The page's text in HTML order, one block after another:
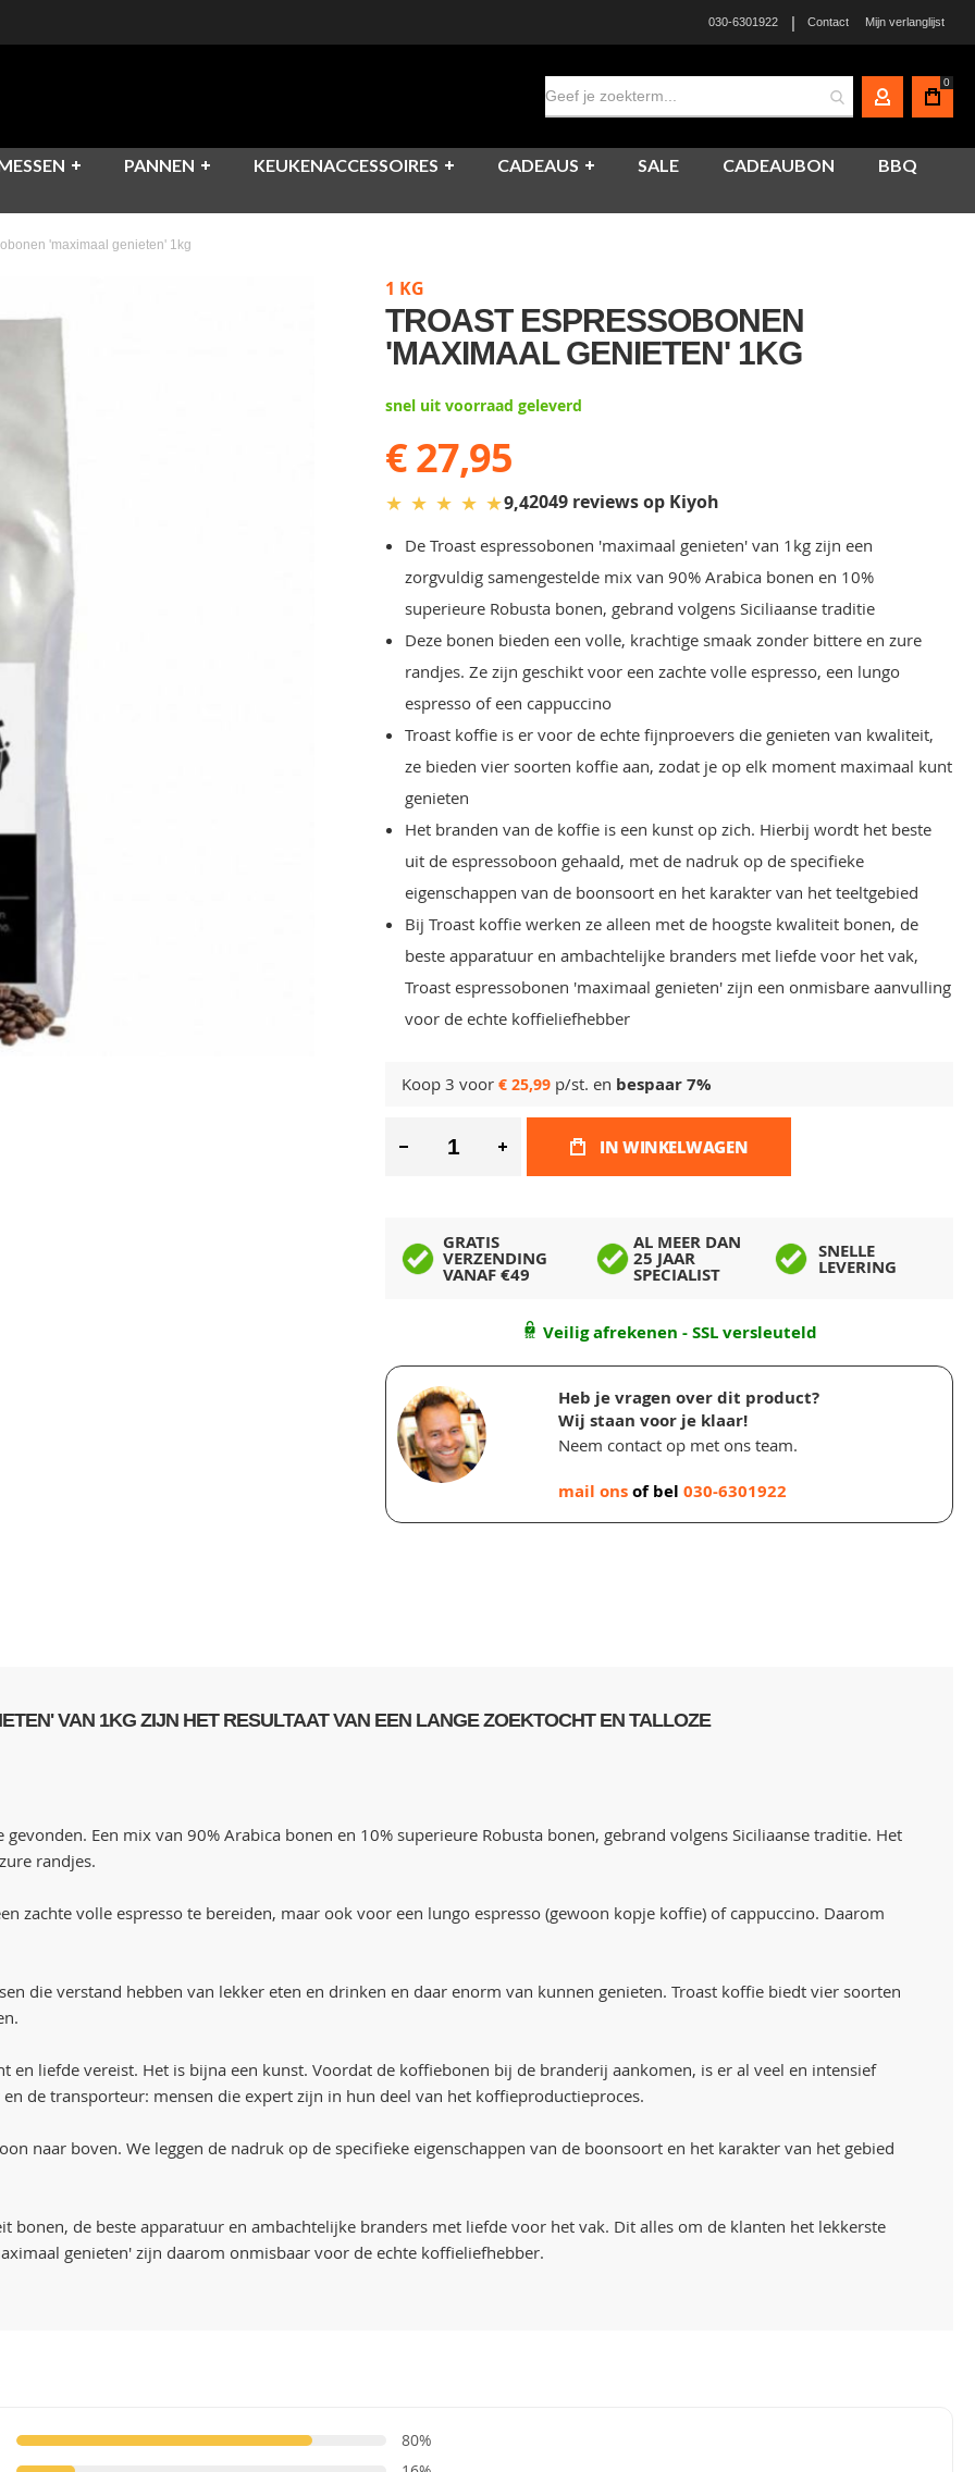
030-6301922
| Contact Mijn verlanglijst
MIJN
0
PANNEN KEUKENACCESSOIRES CADEAUS SALE CADEAUBON
BBQ
'maximaal genieten' 1kg
1 KG
TROAST ESPRESSOBONEN
'MAXIMAAL GENIETEN' 1KG
snel uit voorraad geleverd
€ 27,95
★ ★ ★ ★ ★9,42049 reviews op Kiyoh
De Troast espressobonen 'maximaal genieten' van 1kg zijn een
zorgvuldig samengestelde mix van 90% Arabica bonen en 10%
superieure Robusta bonen, gebrand volgens Siciliaanse traditie
Deze bonen bieden een volle, krachtige smaak zonder bittere en zure
randjes. Ze zijn geschikt voor een zachte volle espresso, een lungo
espresso of een cappuccino
Troast koffie is er voor de echte fijnproevers die genieten van kwaliteit,
ze bieden vier soorten koffie aan, zodat je op elk moment maximaal kunt
genieten
Het branden van de koffie is een kunst op zich. Hierbij wordt het beste
uit de espressoboon gehaald, met de nadruk op de specifieke
eigenschappen van de boonsoort en het karakter van het teeltgebied
Bij Troast koffie werken ze alleen met de hoogste kwaliteit bonen, de
beste apparatuur en ambachtelijke branders met liefde voor het vak,
Troast espressobonen 'maximaal genieten' zijn een onmisbare aanvulling
voor de echte koffieliefhebber
Koop 3 voor€ 25,99 p/st. en bespaar7%
IN WINKELWAGEN
GRATIS
VERZENDING
VANAF €49
AL MEER DAN
25 JAAR
SPECIALIST
SNELLE
LEVERING
Veilig afrekenen - SSL versleuteld
Heb je vragen over dit product?
Wij staan voor je klaar!
Neem contact op met ons team.
mail onsof bel 030-6301922
VAN 1KG ZIJN HET RESULTAAT VAN EEN LANGE ZOEKTOCHT EN TALLOZE
Een mix van 90% Arabica bonen en 10% superieure Robusta bonen, gebrand volgens Siciliaanse traditie. Het
randjes.
zachte volle espresso te bereiden, maar ook voor een lungo espresso (gewoon kopje koffie) of cappuccino. Daarom
die verstand hebben van lekker eten en drinken en daar enorm van kunnen genieten. Troast koffie biedt vier soorten
en liefde vereist. Het is bijna een kunst. Voordat de koffiebonen bij de branderij aankomen, is er al veel en intensief
de transporteur: mensen die expert zijn in hun deel van het koffieproductieproces.
naar boven. We leggen de nadruk op de specifieke eigenschappen van de boonsoort en het karakter van het gebied
bonen, de beste apparatuur en ambachtelijke branders met liefde voor het vak. Dit alles om de klanten het lekkerste
genieten' zijn daarom onmisbaar voor de echte koffieliefhebber.
80%